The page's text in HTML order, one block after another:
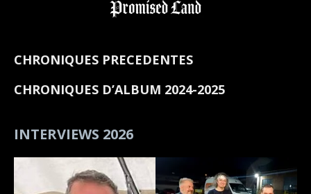
CHRONIQUES PRECEDENTES
CHRONIQUES D’ALBUM 2024-2025
INTERVIEWS 2026